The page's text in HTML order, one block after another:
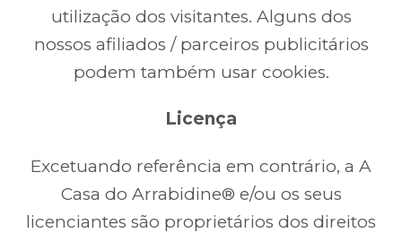
utilização dos visitantes. Alguns dos
nossos afiliados / parceiros publicitários
podem também usar cookies.
Licença
Excetuando referência em contrário, a A
Casa do Arrabidine® e/ou os seus
licenciantes são proprietários dos direitos